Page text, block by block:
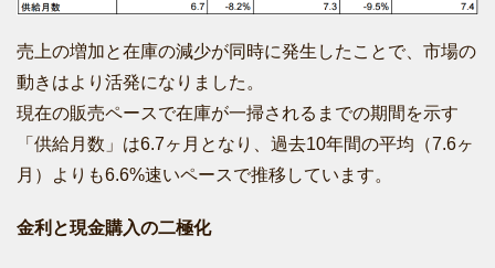
売上の増加と在庫の減少が同時に発生したことで、市場の
動きはより活発になりました。
現在の販売ペースで在庫が一掃されるまでの期間を示す
「供給月数」は6.7ヶ月となり、過去10年間の平均（7.6ヶ
月）よりも6.6%速いペースで推移しています。
金利と現金購入の二極化